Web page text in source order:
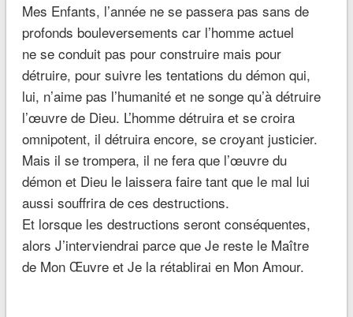
Mes Enfants, l’année ne se passera pas sans de
profonds bouleversements car l’homme actuel
ne se conduit pas pour construire mais pour
détruire, pour suivre les tentations du démon qui,
lui, n’aime pas l’humanité et ne songe qu’à détruire
l’œuvre de Dieu. L’homme détruira et se croira
omnipotent, il détruira encore, se croyant justicier.
Mais il se trompera, il ne fera que l’œuvre du
démon et Dieu le laissera faire tant que le mal lui
aussi souffrira de ces destructions.
Et lorsque les destructions seront conséquentes,
alors J’interviendrai parce que Je reste le Maître
de Mon Œuvre et Je la rétablirai en Mon Amour.